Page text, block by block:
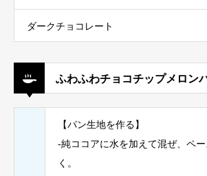
ダークチョコレート
ふわふわチョコチップメロン
【パン生地を作る】
-純ココアに水を加えて混ぜ、ペ
く。